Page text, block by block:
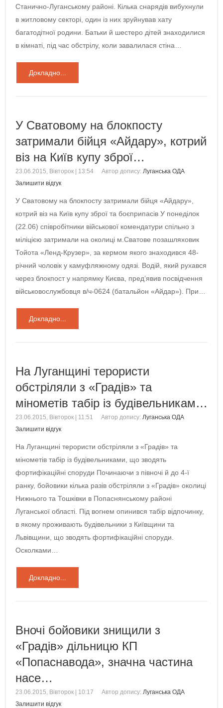
Станично-Луганському районі. Кілька снарядів вибухнули
в житловому секторі, один із них зруйнував хату
багатодітної родини. Батьки й шестеро дітей знаходилися
в кімнаті, під час обстрілу, коли завалилася стіна…
Докладно...
У Сватовому на блокпосту
затримали бійця «Айдару», котрий
віз на Київ купу зброї…
23.06.2015, Вівторок | 13:54 Автор допису: Луганська ОДА
Залишити відгук
У Сватовому на блокпосту затримали бійця «Айдару»,
котрий віз на Київ купу зброї та боєприпасів У понеділок
(22.06) співробітники військової комендатури спільно з
міліцією затримали на околиці м.Сватове позашляховик
Тойота «Ленд-Крузер», за кермом якого знаходився 48-
річний чоловік у камуфляжному одязі. Водій, який рухався
через блокпост у напрямку Києва, пред’явив посвідчення
військовослужбовця в/ч-0624 (батальйон «Айдар»). При…
Докладно...
На Луганщині терористи
обстріляли з «Градів» та
мінометів табір із будівельникам…
23.06.2015, Вівторок | 11:51 Автор допису: Луганська ОДА
Залишити відгук
На Луганщині терористи обстріляли з «Градів» та
мінометів табір із будівельниками, що зводять
фортифікаційні споруди Починаючи з півночі й до 4-ї
ранку, бойовики кілька разів обстріляли з «Градів» околиці
Нижнього та Тошківки в Попаснянському районі
Луганської області. Під вогнем опинився табір відпочинку,
в якому проживають будівельники з Київщини та
Львівщини, що зводять фортифікаційні споруди.
Осколками…
Докладно...
Вночі бойовики знищили з
«Градів» дільницю КП
«Попаснавода», значна частина
насе…
23.06.2015, Вівторок | 10:17 Автор допису: Луганська ОДА
Залишити відгук